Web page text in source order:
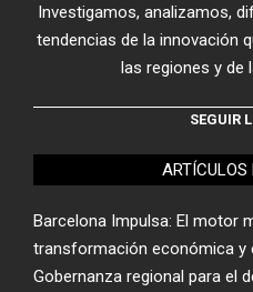
Investigamos, analizamos,
tendencias de la innovación
las regiones y de
SEGUIR
ARTÍCULOS
Barcelona Impulsa: El motor
transformación económica y
Gobernanza regional para el